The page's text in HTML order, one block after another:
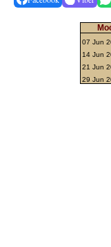
07 Jun
14 Jun
21 Jun
29 Jun